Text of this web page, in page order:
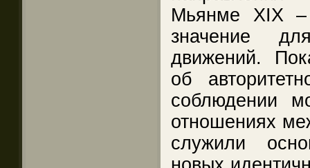
Мьянме XIX
значение
движений.
об
соблюдении
отношениях
служили